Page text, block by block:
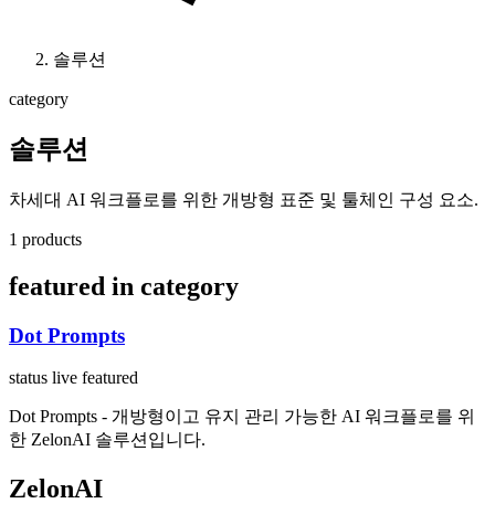
솔루션
category
솔루션
차세대 AI 워크플로를 위한 개방형 표준 및 툴체인 구성 요소.
1 products
featured in category
Dot Prompts
status live featured
Dot Prompts - 개방형이고 유지 관리 가능한 AI 워크플로를 위
한 ZelonAI 솔루션입니다.
ZelonAI